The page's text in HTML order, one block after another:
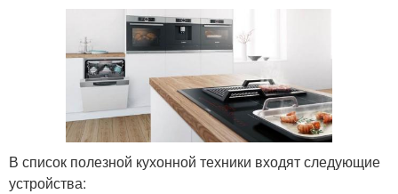
В список полезной кухонной техники входят следующие
устройства: